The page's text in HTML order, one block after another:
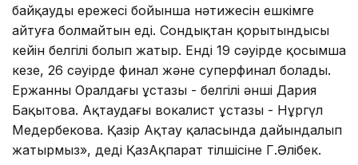
байқаудың ережесі бойынша нәтижесін ешкімге
айтуға болмайтын еді. Сондықтан қорытындысы
кейін белгілі болып жатыр. Енді 19 сәуірде қосымша
кезең, 26 сәуірде финал және суперфинал болады.
Ержанның Оралдағы ұстазы - белгілі әнші Дария
Бақытова. Ақтаудағы вокалист ұстазы - Нұргүл
Медербекова. Қазір Ақтау қаласында дайындалып
жатырмыз», деді ҚазАқпарат тілшісіне Г.Әлібек.